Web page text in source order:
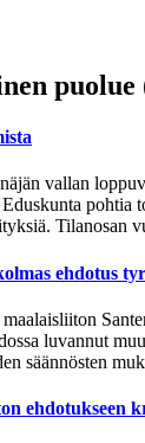
puolue
vallan
ehdotus
luvannut
säännösten
ehdotukseen